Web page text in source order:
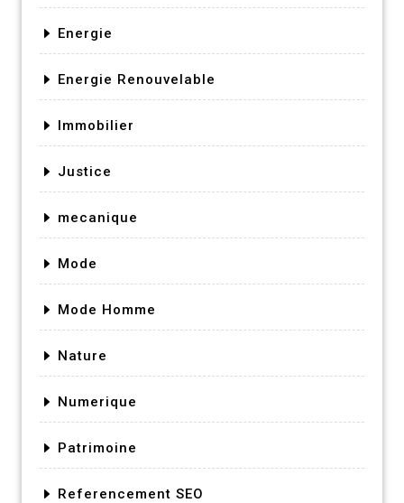
Energie
Energie Renouvelable
Immobilier
Justice
mecanique
Mode
Mode Homme
Nature
Numerique
Patrimoine
Referencement SEO